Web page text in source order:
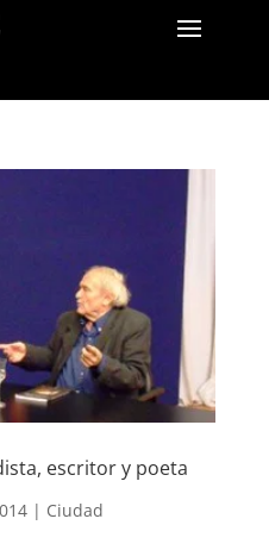
escritor y poeta
| Ciudad